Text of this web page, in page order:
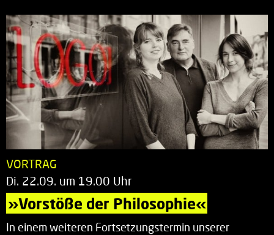
VORTRAG
Di. 22.09. um 19.00 Uhr
»Vorstöße der Philosophie«
In einem weiteren Fortsetzungstermin unserer